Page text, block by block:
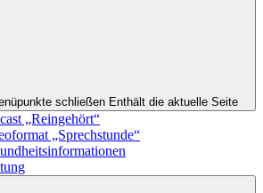
schließen Enthält die aktuelle Seite
„Reingehört“
„Sprechstunde“